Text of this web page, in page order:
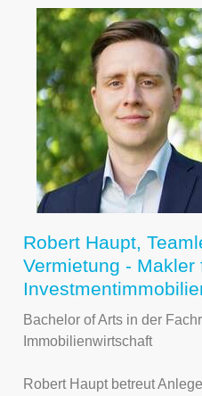
Robert Haupt,
Vermietung - Makler
Bachelor of Arts in der
Immobilienwirtschaft
Robert Haupt betreut